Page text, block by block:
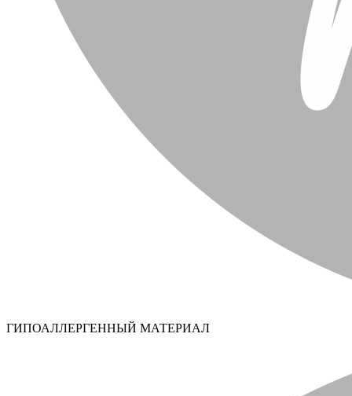
ГИПОАЛЛЕРГЕННЫЙ МАТЕРИАЛ